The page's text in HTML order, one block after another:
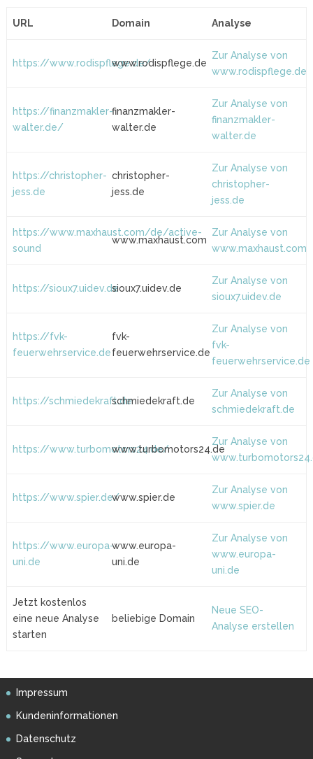
URL Domain Analyse
https://www.rodispflege.de/www.rodispflege.de
Zur Analyse von
www.rodispflege.de
https://finanzmakler-
walter.de/
finanzmakler-
walter.de
Zur Analyse von
finanzmakler-
walter.de
https://christopher-
jess.de
christopher-
jess.de
Zur Analyse von
christopher-
jess.de
https://www.maxhaust.com/de/active-
sound
www.maxhaust.com
Zur Analyse von
www.maxhaust.com
https://sioux7.uidev.desioux7.uidev.de
Zur Analyse von
sioux7.uidev.de
https://fvk-
feuerwehrservice.de
fvk-
feuerwehrservice.de
Zur Analyse von
fvk-
feuerwehrservice.de
https://schmiedekraft.deschmiedekraft.de
Zur Analyse von
schmiedekraft.de
https://www.turbomotors24.de/www.turbomotors24.de
Zur Analyse von
https://www.spier.de/www.spier.de
Zur Analyse von
www.spier.de
https://www.europa-
uni.de
www.europa-
uni.de
Zur Analyse von
www.europa-
uni.de
Jetzt kostenlos
eine neue Analyse
starten
beliebige Domain
Neue SEO-
Analyse erstellen
Impressum
Kundeninformationen
Datenschutz